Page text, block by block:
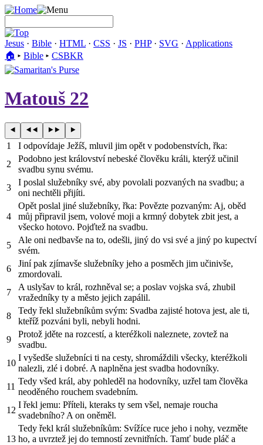
Jesus · Bible · HTML · CSS · JS · PHP· SVG · Applications
🏠︎ ▸ Bible ▸ CSBKR
Matouš 22
1
I odpovídaje Ježíš, mluvil jim opět v podobenstvích, řka:
2
Podobno jest království nebeské člověku králi, kterýž učinil
svadbu synu svému.
3
I poslal služebníky své, aby povolali pozvaných na svadbu; a
oni nechtěli přijíti.
4
Opět poslal jiné služebníky, řka: Povězte pozvaným: Aj, oběd
můj připravil jsem, volové moji a krmný dobytek zbit jest, a
všecko hotovo. Pojďtež na svadbu.
5
Ale oni nedbavše na to, odešli, jiný do vsi své a jiný po kupectví
svém.
6
Jiní pak zjímavše služebníky jeho a posměch jim učinivše,
zmordovali.
7
A uslyšav to král, rozhněval se; a poslav vojska svá, zhubil
vražedníky ty a město jejich zapálil.
8
Tedy řekl služebníkům svým: Svadba zajisté hotova jest, ale ti,
kteříž pozváni byli, nebyli hodni.
9
Protož jděte na rozcestí, a kteréžkoli naleznete, zovtež na
svadbu.
10
I vyšedše služebníci ti na cesty, shromáždili všecky, kteréžkoli
nalezli, zlé i dobré. A naplněna jest svadba hodovníky.
11
Tedy všed král, aby pohleděl na hodovníky, uzřel tam člověka
neoděného rouchem svadebním.
12
I řekl jemu: Příteli, kteraks ty sem všel, nemaje roucha
svadebního? A on oněměl.
13
Tedy řekl král služebníkům: Svížíce ruce jeho i nohy, vezměte
ho, a uvrztež jej do temností zevnitřních. Tamť bude pláč a